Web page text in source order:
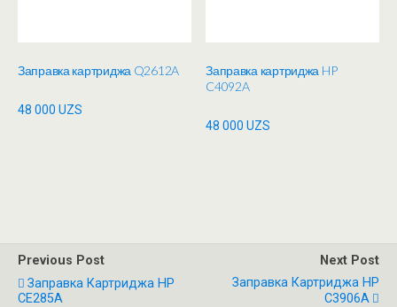
Заправка картриджа Q2612A
48 000 UZS
Заправка картриджа HP
C4092A
48 000UZS
Previous Post
Заправка Картриджа HP
CE285A
Next Post
Заправка Картриджа HP
C3906A